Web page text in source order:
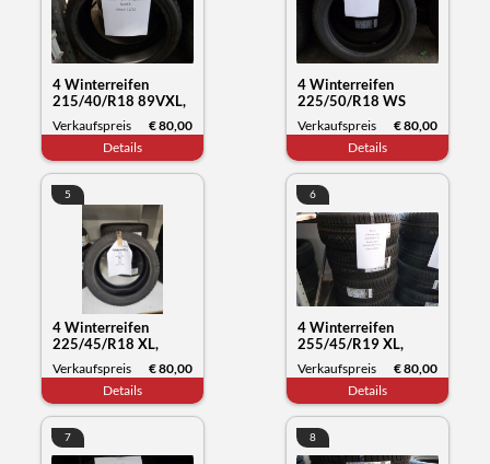
4 Winterreifen
215/40/R18 89VXL,
Nexen Tyre Winguard
Sport2, Datum 15/22
Verkaufspreis
€ 80,00
Details
4 Winterreifen
225/50/R18 WS
71XL, Kumho Tyre,
Datum, 37/22
Verkaufspreis
€ 80,00
Details
5
4 Winterreifen
225/45/R18 XL,
Kumho Tyre
Wintercraft WP52,
Datum 19/23
Verkaufspreis
€ 80,00
Details
6
4 Winterreifen
255/45/R19 XL,
Kumho Tyre
Wintercraft WP72,
Datum 30/23
Verkaufspreis
€ 80,00
Details
7 8